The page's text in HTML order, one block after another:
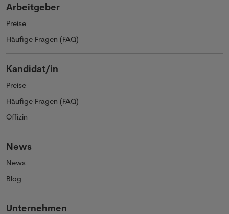
Arbeitgeber
Preise
Häufige Fragen (FAQ)
Kandidat/in
Preise
Häufige Fragen (FAQ)
Offizin
News
News
Blog
Unternehmen